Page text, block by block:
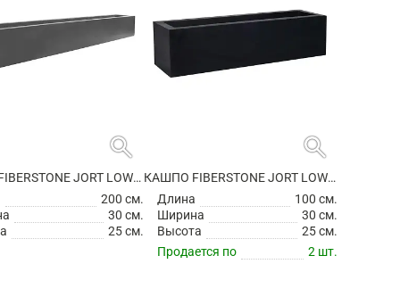
search
КАШПО FIBERSTONE JORT LOW M GREY
200 см.
30 см.
25 см.
search
КАШПО FIBERSTONE JORT LOW S BLACK
Длина
100 см.
Ширина
30 см.
Высота
25 см.
Продается по
2 шт.